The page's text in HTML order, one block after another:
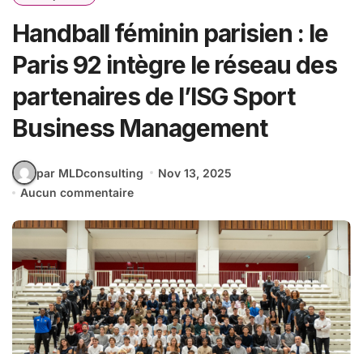
Handball féminin parisien : le
Paris 92 intègre le réseau des
partenaires de l’ISG Sport
Business Management
par MLDconsulting
Nov 13, 2025
Aucun commentaire